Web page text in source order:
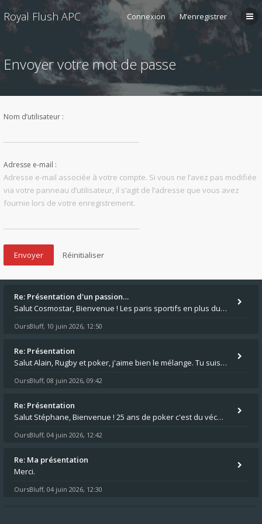
Royal Flush APC Connexion M’enregistrer
Envoyer votre mot de passe
Nom d’utilisateur :
Adresse e-mail :
Adresse e-mail associée à votre compte. Si vous ne l’avez pas modifiée
via votre panneau d’utilisateur, il s’agit de l’adresse que vous avez
fournie lors de votre enregistrement.
Re: Présentation d'un passion…
Salut Cosmostar, Bienvenue ! Les paris sportifs en plus du poker, c'est ce que je fais aussi. Surtout la NBA, je mise su
OursBluff, 10 juin 2026, 12:50
Re: Présentation
Salut Alain, Rugby et poker, j'aime bien le mélange. Tu suis le rugby du coin ? Moi j'essaie d'aller voir des matchs de
OursBluff, 08 juin 2026, 09:42
Re: Présentation
Salut Stéphane, Bienvenue ! 25 ans de poker c'est du vécu quand même. Moi je suis relativementnouveau (2018) mais j'ai a
OursBluff, 04 juin 2026, 12:42
Re: Ma présentation
Merci.
OursBluff, 04 juin 2026, 12:30